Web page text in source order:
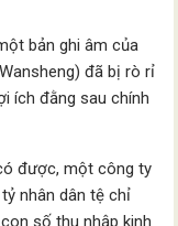
bản ghi âm của
đã bị rò rỉ
ích đằng sau chính
được, một công ty
nhân dân tệ chỉ
số thu nhập kinh